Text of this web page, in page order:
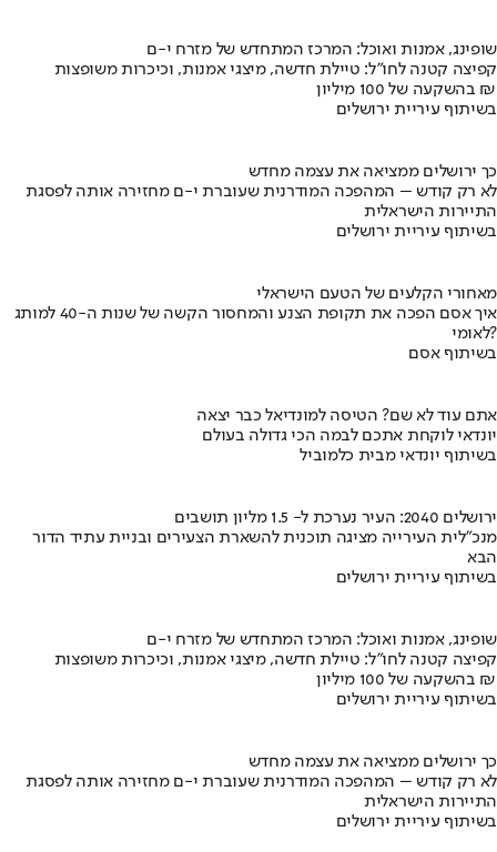
שופינג, אמנות ואוכל: המרכז המתחדש של מזרח י-ם
קפיצה קטנה לחו"ל: טיילת חדשה, מיצגי אמנות, וכיכרות משופצות
בהשקעה של 100 מיליון ₪
בשיתוף עיריית ירושלים
כך ירושלים ממציאה את עצמה מחדש
לא רק קודש – המהפכה המודרנית שעוברת י-ם מחזירה אותה לפסגת
התיירות הישראלית
בשיתוף עיריית ירושלים
מאחורי הקלעים של הטעם הישראלי
איך אסם הפכה את תקופת הצנע והמחסור הקשה של שנות ה-40 למותג
לאומי?
בשיתוף אסם
אתם עוד לא שם? הטיסה למונדיאל כבר יצאה
יונדאי לוקחת אתכם לבמה הכי גדולה בעולם
בשיתוף יונדאי מבית כלמוביל
ירושלים 2040: העיר נערכת ל- 1.5 מליון תושבים
מנכ"לית העירייה מציגה תוכנית להשארת הצעירים ובניית עתיד הדור
הבא
בשיתוף עיריית ירושלים
שופינג, אמנות ואוכל: המרכז המתחדש של מזרח י-ם
קפיצה קטנה לחו"ל: טיילת חדשה, מיצגי אמנות, וכיכרות משופצות
בהשקעה של 100 מיליון ₪
בשיתוף עיריית ירושלים
כך ירושלים ממציאה את עצמה מחדש
לא רק קודש – המהפכה המודרנית שעוברת י-ם מחזירה אותה לפסגת
התיירות הישראלית
בשיתוף עיריית ירושלים